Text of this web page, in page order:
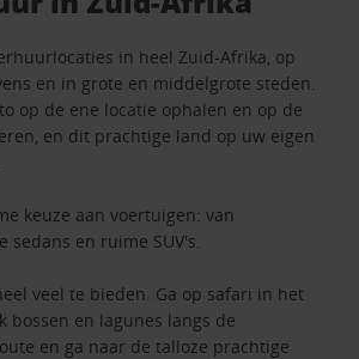
in heel Zuid-Afrika, op
en in grote en middelgrote steden.
op de ene locatie ophalen en op de
en dit prachtige land op uw eigen
keuze aan voertuigen: van
sedans en ruime SUV's.
veel te bieden. Ga op safari in het
bossen en lagunes langs de
en ga naar de talloze prachtige